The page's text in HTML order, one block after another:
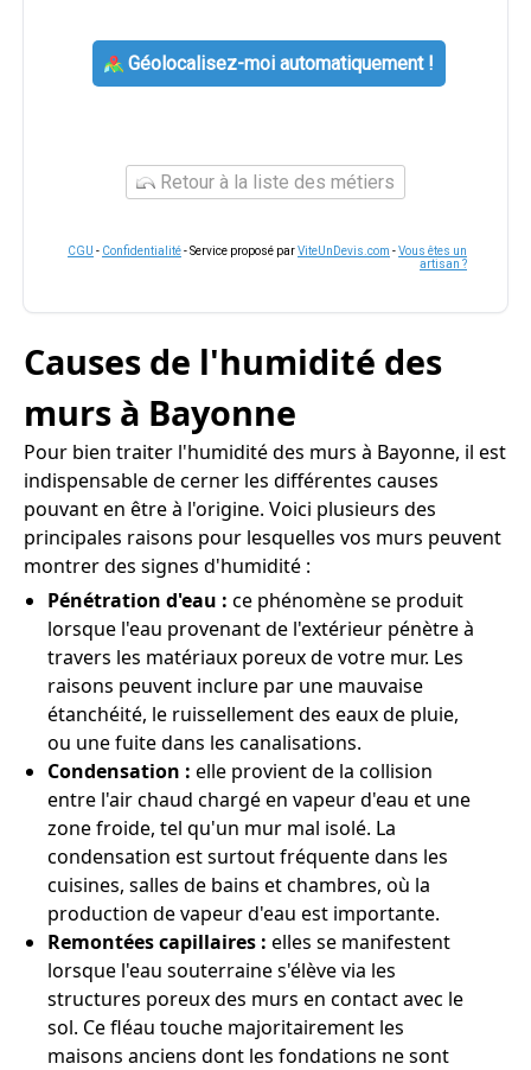
Géolocalisez-moi automatiquement !
Retour à la liste des métiers
CGU - Confidentialité- Service proposé parViteUnDevis.com -Vous êtes un
artisan ?
Causes de l'humidité des
murs à Bayonne
Pour bien traiter l'humidité des murs à Bayonne, il est
indispensable de cerner les différentes causes
pouvant en être à l'origine. Voici plusieurs des
principales raisons pour lesquelles vos murs peuvent
montrer des signes d'humidité :
Pénétration d'eau : ce phénomène se produit
lorsque l'eau provenant de l'extérieur pénètre à
travers les matériaux poreux de votre mur. Les
raisons peuvent inclure par une mauvaise
étanchéité, le ruissellement des eaux de pluie,
ou une fuite dans les canalisations.
Condensation : elle provient de la collision
entre l'air chaud chargé en vapeur d'eau et une
zone froide, tel qu'un mur mal isolé. La
condensation est surtout fréquente dans les
cuisines, salles de bains et chambres, où la
production de vapeur d'eau est importante.
Remontées capillaires : elles se manifestent
lorsque l'eau souterraine s'élève via les
structures poreux des murs en contact avec le
sol. Ce fléau touche majoritairement les
maisons anciens dont les fondations ne sont